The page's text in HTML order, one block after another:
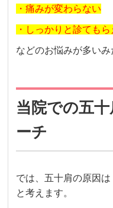
・痛みが変わらない
・しっかりと診ても
などのお悩みが多いみ
当院での五
ーチ
では、五十肩の原因は
と考えます。